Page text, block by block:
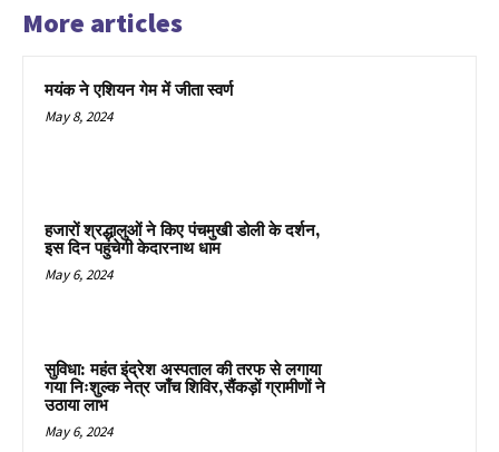
More articles
मयंक ने एशियन गेम में जीता स्वर्ण
May 8, 2024
हजारों श्रद्धालुओं ने किए पंचमुखी डोली के दर्शन,
इस दिन पहुंचेगी केदारनाथ धाम
May 6, 2024
सुविधा: महंत इंद्रेश अस्पताल की तरफ से लगाया
गया निःशुल्क नेत्र जाँच शिविर,सैंकड़ों ग्रामीणों ने
उठाया लाभ
May 6, 2024